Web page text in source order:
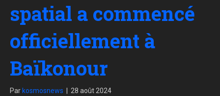
spatial a commencé
officiellement à
Baïkonour
Par kosmosnews 28 août 2024